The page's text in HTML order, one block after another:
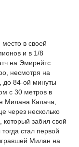
в своей
и в 1/8
на Эмирейтс
несмотря на
до 84-ой минуты
с 30 метров в
Милана Калача,
через несколько
который забил свой
стал первой
Милан на